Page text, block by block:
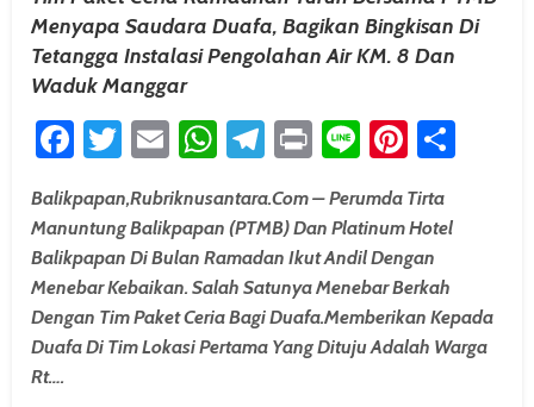
Menyapa Saudara Duafa, Bagikan Bingkisan Di
Tetangga Instalasi Pengolahan Air KM. 8 Dan
Waduk Manggar
Facebook
Twitter
EmailWhatsApp
Telegram
PrintLine
Balikpapan,Rubriknusantara.com – Perumda Tirta
Manuntung Balikpapan (PTMB) Dan Platinum Hotel
Balikpapan Di Bulan Ramadan Ikut Andil Dengan
Menebar Kebaikan. Salah Satunya Menebar Berkah
Dengan Tim Paket Ceria Bagi Duafa.memberikan Kepada
Duafa Di Tim Lokasi Pertama Yang Dituju Adalah Warga
Rt….